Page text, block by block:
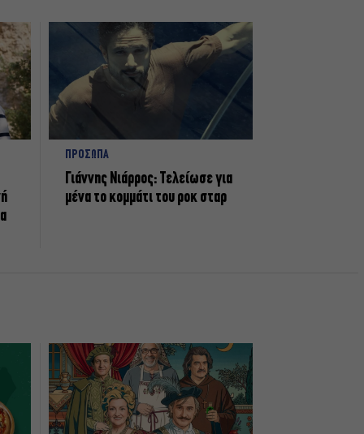
ΠΡΟΣΩΠΑ
Γιάννης Νιάρρος: Τελείωσε για
μένα το κομμάτι του ροκ σταρ